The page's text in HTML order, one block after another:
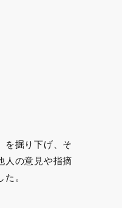
を掘り下げ、そ
人の意見や指摘
。